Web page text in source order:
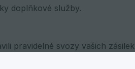
doplňkové služby.
pravidelné svozy vašich
aby se svoz objednal